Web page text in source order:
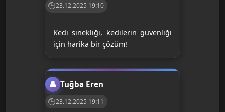
23.12.2025 19:10
Kedi sinekliği, kedilerin güvenliği
için harika bir çözüm!
Tuğba Eren
23.12.2025 19:11